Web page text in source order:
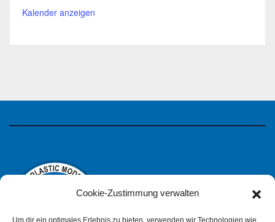
Cookie-Zustimmung verwalten
Um dir ein optimales Erlebnis zu bieten, verwenden wir Technologien wie
Kalender anzeigen